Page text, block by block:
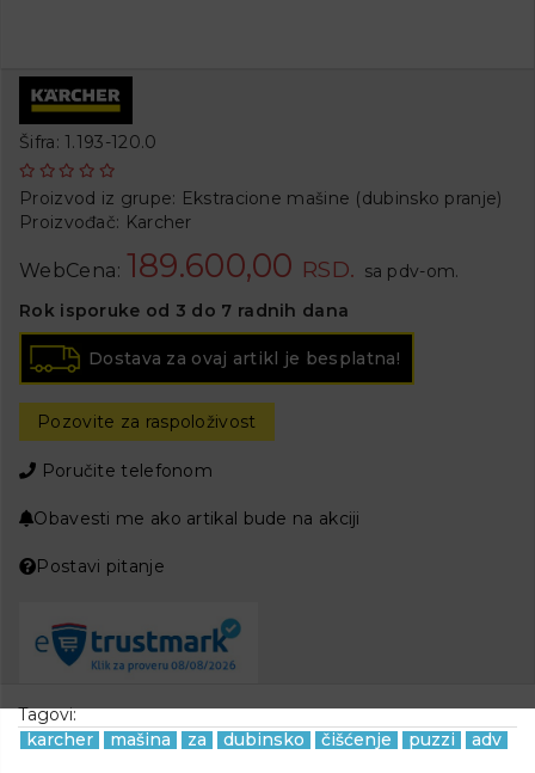
Šifra: 1.193-120.0
Proizvod iz grupe: Ekstracione mašine (dubinsko pranje)
Proizvođač: Karcher
WebCena: 189.600,00 RSD. sa pdv-om.
Rok isporuke od 3 do 7 radnih dana
Dostava za ovaj artikl je besplatna!
Pozovite za raspoloživost
Poručite telefonom
Obavesti me ako artikal bude na akciji
Postavi pitanje
Tagovi:
karcher
mašina za dubinsko čišćenje puzzi adv